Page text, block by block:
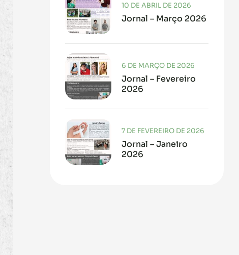
Jornal – Março 2026
10 DE ABRIL DE 2026
Jornal – Fevereiro
2026
6 DE MARÇO DE 2026
Jornal – Janeiro
2026
7 DE FEVEREIRO DE 2026